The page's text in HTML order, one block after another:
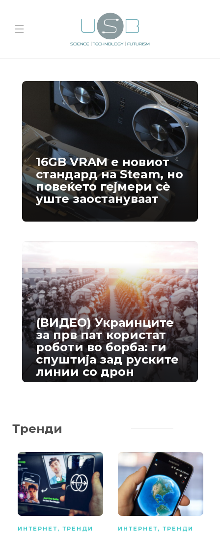
16GB VRAM е новиот
стандард на Steam, но
повеќето гејмери ​​сè
уште заостануваат
(ВИДЕО) Украинците
за прв пат користат
роботи во борба: ги
спуштија зад руските
линии со дрон
Тренди
ИНТЕРНЕТ, ТРЕНДИ ИНТЕРНЕТ, ТРЕНДИ